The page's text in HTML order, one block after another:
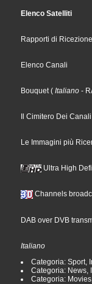
Elenco Satelliti
Rapporti di Ricezione
Elenco Canali
Bouquet ( Italiano -
Il Cimitero Dei Canali
Le Immagini più
Ultra High
Channels
DAB over DVB
Italiano
Categoria: Sport,
Categoria: News,
Categoria: